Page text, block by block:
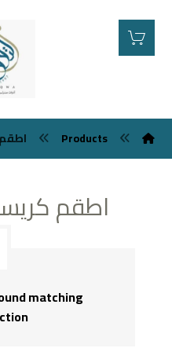
Products
اطقم
matching